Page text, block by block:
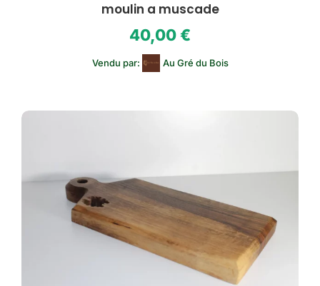
moulin a muscade
40,00€
Vendu par: Au Gré du Bois